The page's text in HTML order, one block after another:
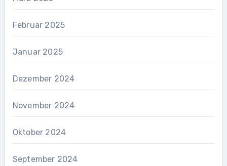
Februar 2025
Januar 2025
Dezember 2024
November 2024
Oktober 2024
September 2024